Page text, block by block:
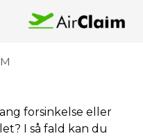
forsinkelse eller
I så fald kan du